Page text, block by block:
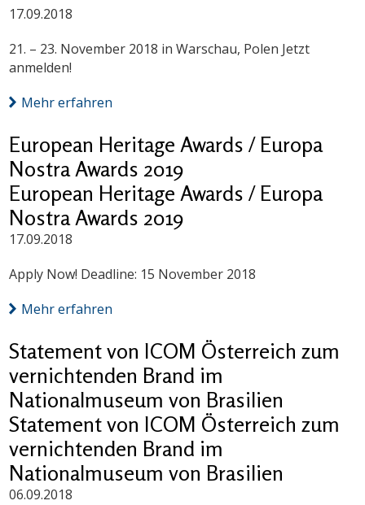
17.09.2018
21. – 23. November 2018 in Warschau, Polen Jetzt
anmelden!
Mehr erfahren
European Heritage Awards / Europa
Nostra Awards 2019
European Heritage Awards / Europa
Nostra Awards 2019
17.09.2018
Apply Now! Deadline: 15 November 2018
Mehr erfahren
Statement von ICOM Österreich zum
vernichtenden Brand im
Nationalmuseum von Brasilien
Statement von ICOM Österreich zum
vernichtenden Brand im
Nationalmuseum von Brasilien
06.09.2018